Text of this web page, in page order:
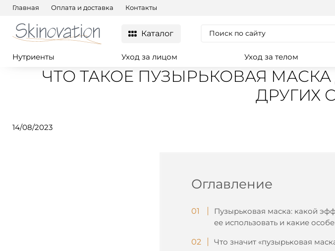
Главная Оплата и доставка Контакты
Каталог
Нутриенты Уход за лицом Уход за телом
ЧТО ТАКОЕ ПУЗЫРЬКОВАЯ
ДРУГИХ
14/08/2023
Оглавление
Пузырьковая маска: какой
ее использовать и какие
Что значит «пузырьковая